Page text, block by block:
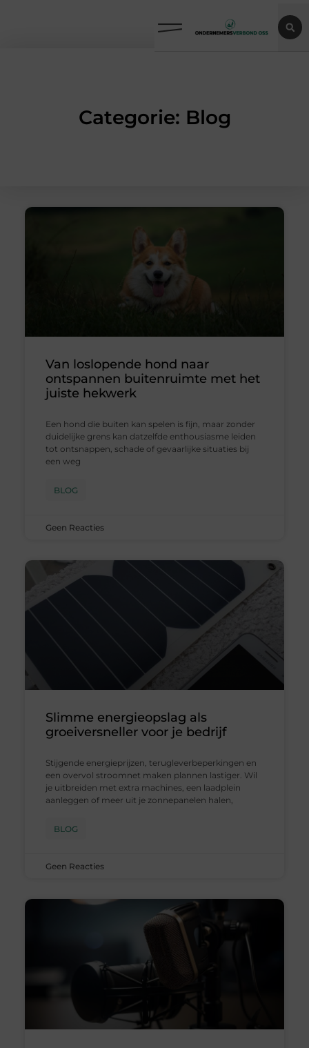
Categorie: Blog
Van loslopende hond naar
ontspannen buitenruimte met het
juiste hekwerk
Een hond die buiten kan spelen is fijn, maar zonder
duidelijke grens kan datzelfde enthousiasme leiden
tot ontsnappen, schade of gevaarlijke situaties bij
een weg
BLOG
Geen Reacties
Slimme energieopslag als
groeiversneller voor je bedrijf
Stijgende energieprijzen, terugleverbeperkingen en
een overvol stroomnet maken plannen lastiger. Wil
je uitbreiden met extra machines, een laadplein
aanleggen of meer uit je zonnepanelen halen,
BLOG
Geen Reacties